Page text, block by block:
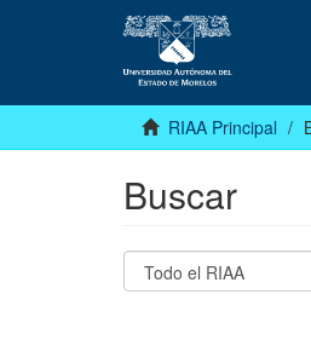
RIAA Principal
Buscar